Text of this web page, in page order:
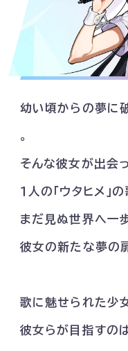
幼い頃からの夢に
。
そんな彼女が出会っ
１人の「ウタヒメ」
まだ見ぬ世界へ一
彼女の新たな夢の
歌に魅せられた少女
彼女らが目指すのは